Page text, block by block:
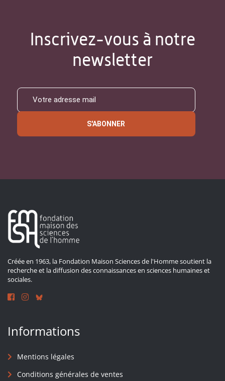
Inscrivez-vous à notre
newsletter
S'ABONNER
Créée en 1963, la Fondation Maison Sciences de l'Homme soutient la
recherche et la diffusion des connaissances en sciences humaines et
sociales.
Informations
Mentions légales
Conditions générales de ventes